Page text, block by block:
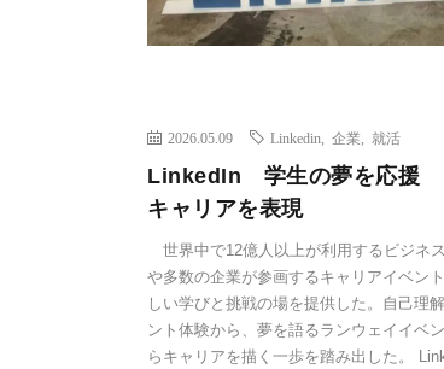
2026.05.09 Linkedin 企業 就活
LinkedIn 学生の夢を応援
キャリアを表現
世界中で12億人以上が利用するビジネ
や多数の企業が参画するキャリアイベン
しい学びと挑戦の場を提供した。自己理
ント体験から、夢を語るランウェイイベ
らキャリアを描く一歩を踏み出した。